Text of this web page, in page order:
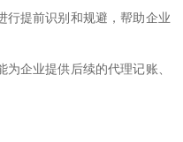
行提前识别和规避，帮助企业
为企业提供后续的代理记账、